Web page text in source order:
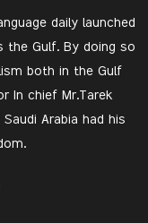
daily launched
the Gulf. By doing so
both in the Gulf
In chief Mr.Tarek
Arabia had his